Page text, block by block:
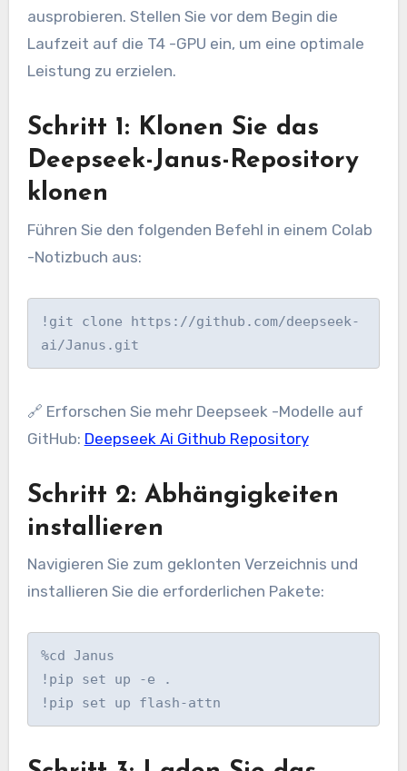
ausprobieren. Stellen Sie vor dem Begin die
Laufzeit auf die T4 -GPU ein, um eine optimale
Leistung zu erzielen.
Schritt 1: Klonen Sie das
Deepseek-Janus-Repository
klonen
Führen Sie den folgenden Befehl in einem Colab
-Notizbuch aus:
!git clone https://github.com/deepseek-
ai/Janus.git
🔗 Erforschen Sie mehr Deepseek -Modelle auf
GitHub: Deepseek Ai Github Repository
Schritt 2: Abhängigkeiten
installieren
Navigieren Sie zum geklonten Verzeichnis und
installieren Sie die erforderlichen Pakete:
%cd Janus
!pip set up -e .
!pip set up flash-attn